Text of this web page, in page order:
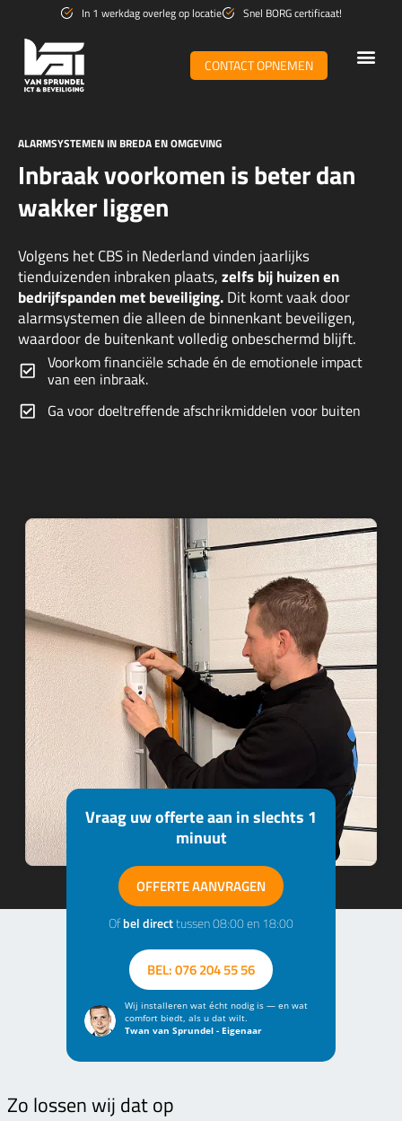
inhoud
In 1 werkdag overleg op locatie Snel BORG certificaat!
CONTACT OPNEMEN
ALARMSYSTEMEN IN BREDA EN OMGEVING
Inbraak voorkomen is beter dan
wakker liggen
Volgens het CBS in Nederland vinden jaarlijks
tienduizenden inbraken plaats,zelfs bij huizen en
bedrijfspanden met beveiliging.Dit komt vaak door
alarmsystemen die alleen de binnenkant beveiligen,
waardoor de buitenkant volledig onbeschermd blijft.
Voorkom financiële schade én de emotionele impact
van een inbraak.
Ga voor doeltreffende afschrikmiddelen voor buiten
Vraag uw offerte aan in slechts 1
minuut
OFFERTE AANVRAGEN
Ofbel directtussen 08:00 en 18:00
BEL: 076 204 55 56
Wij installeren wat écht nodig is — en wat
comfort biedt, als u dat wilt.
Twan van Sprundel - Eigenaar
Zo lossen wij dat op